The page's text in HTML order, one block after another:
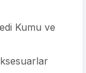
Kumu ve